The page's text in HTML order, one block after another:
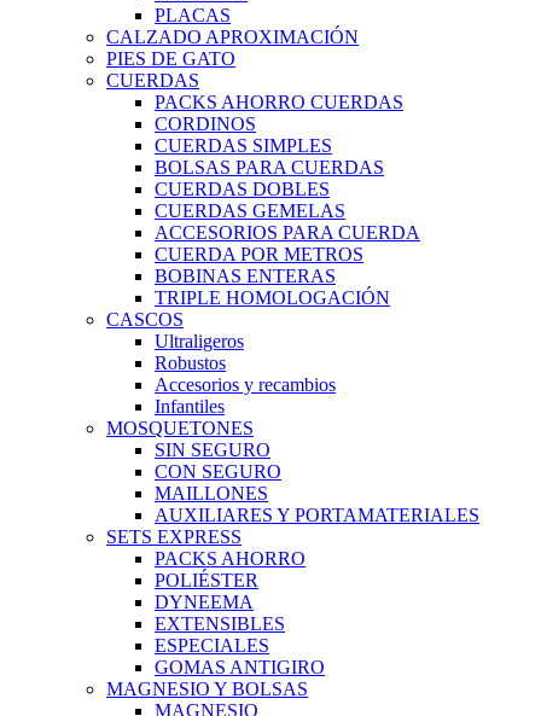
PLACAS
CALZADO APROXIMACIÓN
PIES DE GATO
CUERDAS
PACKS AHORRO CUERDAS
CORDINOS
CUERDAS SIMPLES
BOLSAS PARA CUERDAS
CUERDAS DOBLES
CUERDAS GEMELAS
ACCESORIOS PARA CUERDA
CUERDA POR METROS
BOBINAS ENTERAS
TRIPLE HOMOLOGACIÓN
CASCOS
Ultraligeros
Robustos
Accesorios y recambios
Infantiles
MOSQUETONES
SIN SEGURO
CON SEGURO
MAILLONES
AUXILIARES Y PORTAMATERIALES
SETS EXPRESS
PACKS AHORRO
POLIÉSTER
DYNEEMA
EXTENSIBLES
ESPECIALES
GOMAS ANTIGIRO
MAGNESIO Y BOLSAS
MAGNESIO